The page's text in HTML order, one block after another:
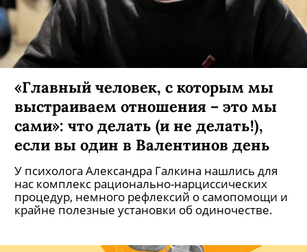
«Главный человек, с которым мы
выстраиваем отношения – это мы
сами»: что делать (и не делать!),
если вы один в Валентинов день
У психолога Александра Галкина нашлись для
нас комплекс рационально-нарциссических
процедур, немного рефлексий о самопомощи и
крайне полезные установки об одиночестве.